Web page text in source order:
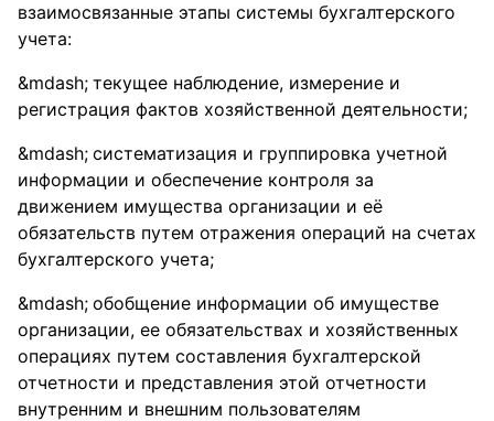
взаимосвязанные этапы системы бухгалтерского
учета:
текущее наблюдение, измерение и
регистрация фактов хозяйственной деятельности;
систематизация и группировка учетной
информации и обеспечение контроля за
движением имущества организации и её
обязательств путем отражения операций на счетах
бухгалтерского учета;
обобщение информации об имуществе
организации, ее обязательствах и хозяйственных
операциях путем составления бухгалтерской
отчетности и представления этой отчетности
внутренним и внешним пользователям